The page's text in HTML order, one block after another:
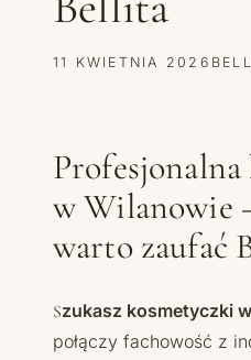
11 KWIETNIA 2026
w Wilanowie
warto zaufać
Szukasz kosmetyczki
połączy fachowość z